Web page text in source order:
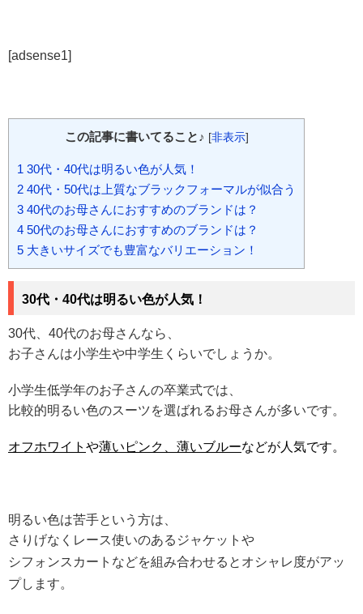
[adsense1]
この記事に書いてること♪ [非表示]
1 30代・40代は明るい色が人気！
2 40代・50代は上質なブラックフォーマルが似合う
3 40代のお母さんにおすすめのブランドは？
4 50代のお母さんにおすすめのブランドは？
5 大きいサイズでも豊富なバリエーション！
30代・40代は明るい色が人気！
30代、40代のお母さんなら、
お子さんは小学生や中学生くらいでしょうか。
小学生低学年のお子さんの卒業式では、
比較的明るい色のスーツを選ばれるお母さんが多いです。
オフホワイト や薄いピンク、薄いブルーなどが人気です。
明るい色は苦手という方は、
さりげなくレース使いのあるジャケットや
シフォンスカート などを組み合わせるとオシャレ度がアッ
プします。